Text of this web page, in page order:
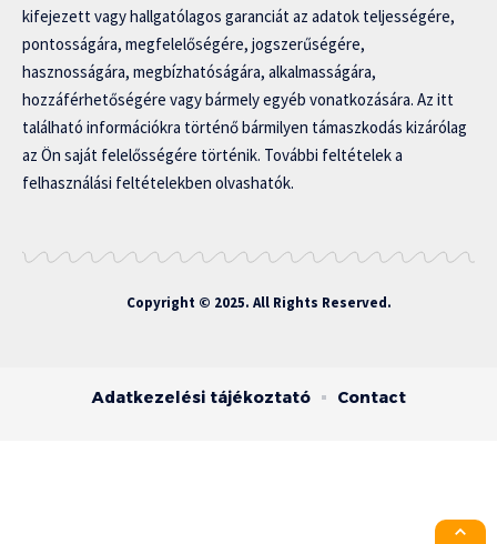
kifejezett vagy hallgatólagos garanciát az adatok teljességére,
pontosságára, megfelelőségére, jogszerűségére,
hasznosságára, megbízhatóságára, alkalmasságára,
hozzáférhetőségére vagy bármely egyéb vonatkozására. Az itt
található információkra történő bármilyen támaszkodás kizárólag
az Ön saját felelősségére történik. További feltételek a
felhasználási feltételekben olvashatók.
Copyright © 2025. All Rights Reserved.
Adatkezelési tájékoztató Contact